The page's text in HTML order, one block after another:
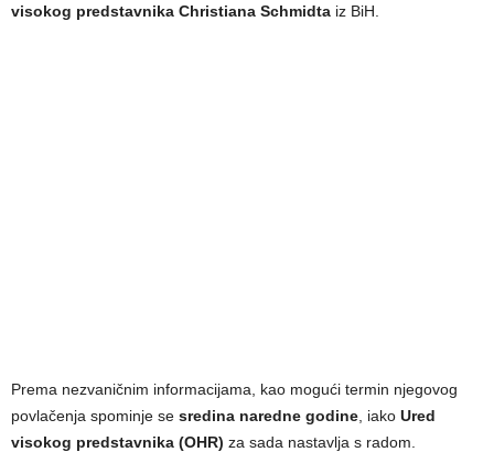
visokog predstavnika Christiana Schmidta iz BiH.
Prema nezvaničnim informacijama, kao mogući termin njegovog
povlačenja spominje se sredina naredne godine , iako Ured
visokog predstavnika (OHR) za sada nastavlja s radom.